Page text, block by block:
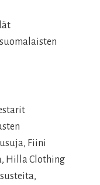
Fiini
Hilla Clothing